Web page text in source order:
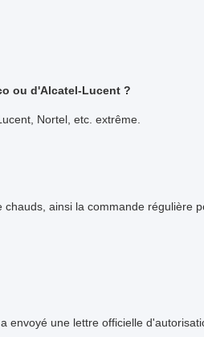
ou d'Alcatel-Lucent ?
Nortel, etc. extrême.
ainsi la commande régulière
envoyé une lettre officielle